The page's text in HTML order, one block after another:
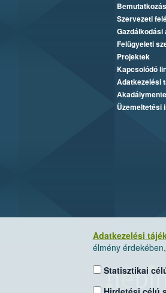
Adatkezelési
élmény
Statisztikai
Bemutatkozás
Szervezeti
Gazdálkodási
Felügyeleti
Projektek
Kapcsolódó
Adatkezelési
Üzemeltetési